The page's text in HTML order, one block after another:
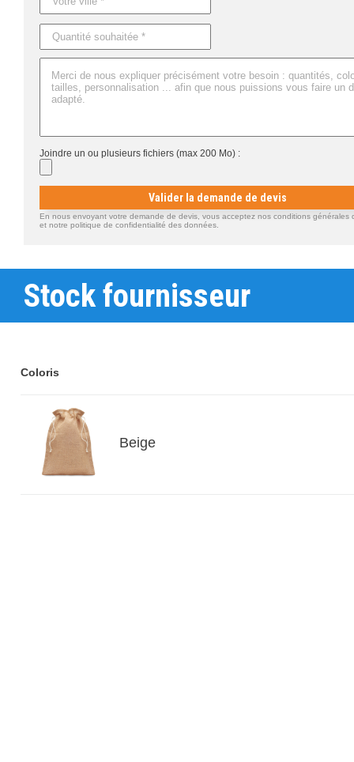
Joindre un ou plusieurs fichiers (max 200 Mo) :
Valider la demande de devis
En nous envoyant votre demande de devis, vous acceptez nos conditions générales
et notre politique de confidentialité des données.
Stock fournisseur
Coloris
Beige